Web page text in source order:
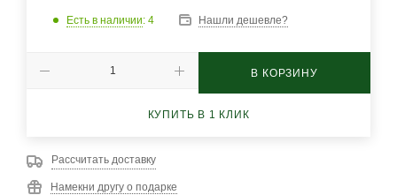
Есть в наличии: 4 Нашли дешевле?
В КОРЗИНУ
КУПИТЬ В 1 КЛИК
Рассчитать доставку
Намекни другу о подарке